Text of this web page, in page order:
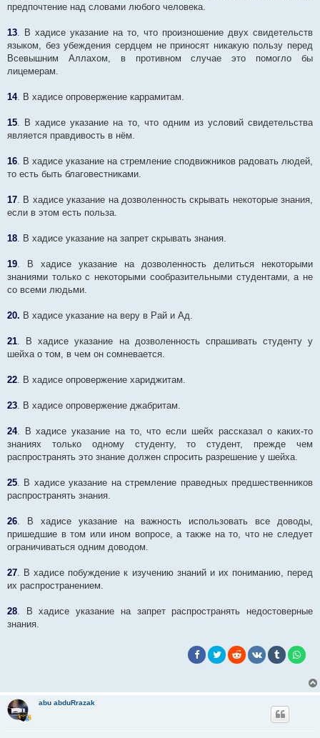
предпочтение над словами любого человека.
13 . В хадисе указание на то, что произношение двух свидетельств
языком, без убеждения сердцем не приносят никакую пользу перед
Всевышним Аллахом, в противном случае это помогло бы
лицемерам.
14. В хадисе опровержение каррамитам.
15 . В хадисе указание на то, что одним из условий свидетельства
является правдивость в нём.
16 . В хадисе указание на стремление сподвижников радовать людей,
то есть быть благовестниками.
17 . В хадисе указание на дозволенность скрывать некоторые знания,
если в этом есть польза.
18 . В хадисе указание на запрет скрывать знания.
19 . В хадисе указание на дозволенность делиться некоторыми
знаниями только с некоторыми сообразительными студентами, а не
со всеми людьми.
20. В хадисе указание на веру в Рай и Ад.
21 . В хадисе указание на дозволенность спрашивать студенту у
шейха о том, в чем он сомневается.
22 . В хадисе опровержение хариджитам.
23 . В хадисе опровержение джабритам.
24. В хадисе указание на то, что если шейх рассказал о каких-то
знаниях только одному студенту, то студент, прежде чем
распространять это знание должен спросить разрешение у шейха.
25 . В хадисе указание на стремление праведных предшественников
распространять знания.
26 . В хадисе указание на важность использовать все доводы,
пришедшие в том или ином вопросе, а также на то, что не следует
ограничиваться одним доводом.
27 . В хадисе побуждение к изучению знаний и их пониманию, перед
их распространением.
28 . В хадисе указание на запрет распространять недостоверные
знания.
abu abduRrazak